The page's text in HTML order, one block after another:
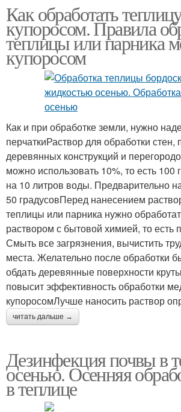
Как обработать
купоросом. Правила
теплицы или парника
купоросом
Как и при обработке земли, нужно
перчаткиРаствор для обработки стен,
деревянных конструкций и
можно использовать 10%, то есть
на 10 литров воды. Предварительно
50 градусовПеред нанесением
теплицы или парника нужно
раствором с бытовой химией, то есть
Смыть все загрязнения, вычистить
места. Желательно после обработки
обдать деревянные поверхности
повысит эффективность обработки
купоросомЛучше наносить раствор
читать дальше →
Дезинфекция почвы в
осенью. Осенняя
в теплице